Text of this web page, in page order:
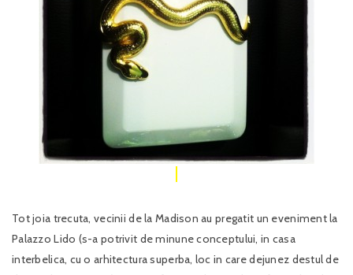
Tot joia trecuta, vecinii de la Madison au pregatit un eveniment la
Palazzo Lido (s-a potrivit de minune conceptului, in casa
interbelica, cu o arhitectura superba, loc in care dejunez destul de